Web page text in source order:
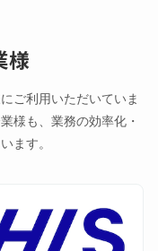
様
ご利用いただいていま
様も、業務の効率化・
ます。